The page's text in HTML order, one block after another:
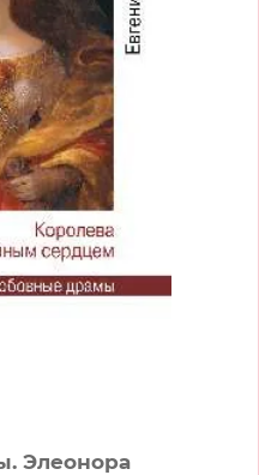
Элеонора